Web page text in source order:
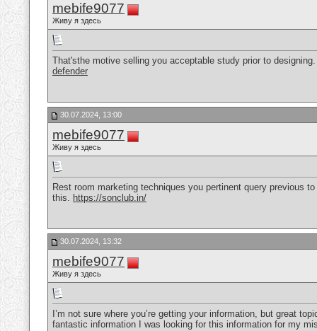
mebife9077
Живу я здесь
That'sthe motive selling you acceptable study prior to
defender
30.07.2024, 13:00
mebife9077
Живу я здесь
Rest room marketing techniques you pertinent query previous
this. https://sonclub.in/
30.07.2024, 13:32
mebife9077
Живу я здесь
I’m not sure where you’re getting your information, but great
fantastic information I was looking for this information for my